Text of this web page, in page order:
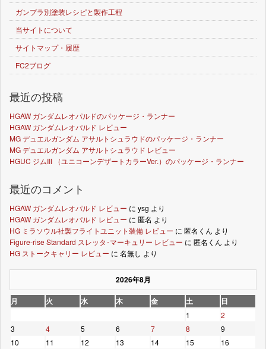
ガンプラ別塗装レシピと製作工程
当サイトについて
サイトマップ・履歴
FC2ブログ
最近の投稿
HGAW ガンダムレオパルドのパッケージ・ランナー
HGAW ガンダムレオパルド レビュー
MG デュエルガンダム アサルトシュラウドのパッケージ・ランナー
MG デュエルガンダム アサルトシュラウド レビュー
HGUC ジムIII （ユニコーンデザートカラーVer.）のパッケージ・ランナー
最近のコメント
HGAW ガンダムレオパルド レビュー に ysg より
HGAW ガンダムレオパルド レビュー に 匿名 より
HG ミラソウル社製フライトユニット装備 レビュー に 匿名くん より
Figure-rise Standard スレッタ･マーキュリー レビュー に 匿名くん より
HG ストークキャリー レビュー に 名無し より
2026年8月
月
火 水 木 金 土 日
1
2
3
4 5 6 7 8
9
10
11 12 13 14 15 16